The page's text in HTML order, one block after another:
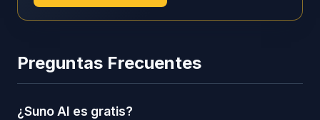
Preguntas Frecuentes
¿Suno AI es gratis?